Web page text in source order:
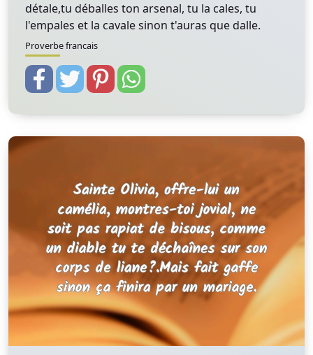
détale,tu déballes ton arsenal, tu la cales, tu
l'empales et la cavale sinon t'auras que dalle.
Proverbe francais